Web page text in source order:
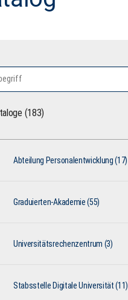
(183)
Abteilung Personalentwicklung (17)
Graduierten-Akademie (55)
Universitätsrechenzentrum (3)
Stabsstelle Digitale Universität (11)